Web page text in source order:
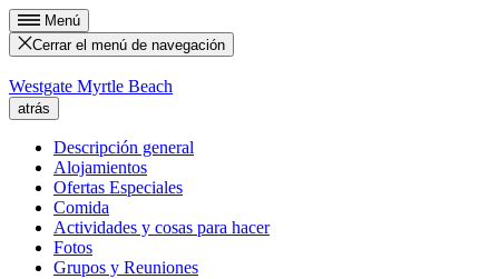
Menú
Cerrar el menú de navegación
Westgate Myrtle Beach
atrás
Descripción general
Alojamientos
Ofertas Especiales
Comida
Actividades y cosas para hacer
Fotos
Grupos y Reuniones